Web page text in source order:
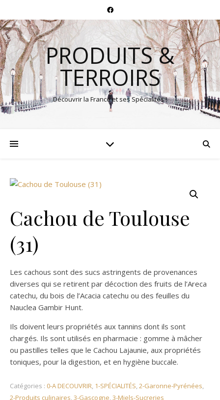
PRODUITS &
TERROIRS
Découvrir la France et ses Spécialités !
Cachou de Toulouse
(31)
Les cachous sont des sucs astringents de provenances
diverses qui se retirent par décoction des fruits de l’Areca
catechu, du bois de l’Acacia catechu ou des feuilles du
Nauclea Gambir Hunt.
Ils doivent leurs propriétés aux tannins dont ils sont
chargés. Ils sont utilisés en pharmacie : gomme à mâcher
ou pastilles telles que le Cachou Lajaunie, aux propriétés
toniques, pour la digestion, et en hygiène buccale.
Catégories : 0-A DECOUVRIR, 1-SPÉCIALITÉS,2-Garonne-Pyrénées,
2-Produits culinaires,3-Gascogne,3-Miels-Sucreries